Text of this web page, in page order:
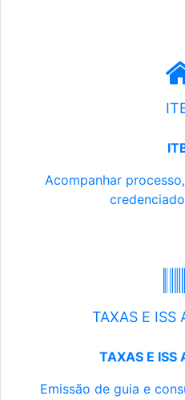
Acompanhar
TAXAS E ISS
TAXAS E ISS
Emissão de guia e